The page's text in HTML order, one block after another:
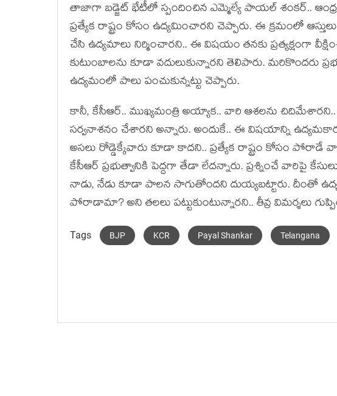
తాజాగా బ‌డ్జెట్ భేటీలో స్పందించిన ఎమ్మెల్యే పాయ‌ల్ శంక‌ర్‌..
ప్ర‌త్యేక రాష్ట్రం కోసం ఉద్య‌మించార‌ని చెప్పారు. ఈ క్ర‌మంలో
చేసి ఉద్య‌మాలు నిర్మించార‌ని.. ఈ విష‌యం త‌న‌కు ప్ర‌త్య‌క్షంగా
కుటుంబాల‌ను కూడా వ‌దులుకున్నార‌ని తెలిపారు. మ‌రికొంద‌రు
ఉద్య‌మంలో పాలు పంచుకున్న‌ట్టు చెప్పారు.
కానీ, కేసీఆర్‌.. ముఖ్య‌మంత్రి అయ్యాక‌.. వారి ఆశ‌ల‌ను చిదిమేశార‌ని..
స‌ర్వ‌నాశ‌నం చేశార‌ని అన్నారు. అందుకే.. ఈ విష‌యాన్ని
అస‌లు రోడ్డెక్కేవారు కూడా కాద‌ని.. ప్ర‌త్యేక రాష్ట్రం కోసం పోరాడే
కేసీఆర్ ప్ర‌భుత్వానికి పెద్ద‌గా తేడా లేద‌న్నారు. ప్ర‌శ్నించే వారిపై
నాడు, నేడు కూడా పాల‌న సాగుతోంద‌ని దుయ్య‌బ‌ట్టారు. దీంతో
పోరాడామా? అని త‌ల‌లు ప‌ట్టుకుంటున్నార‌ని.. తీవ్ర విమ‌ర్శ‌లు
Tags BJP KCR Payal Shankar Telangana